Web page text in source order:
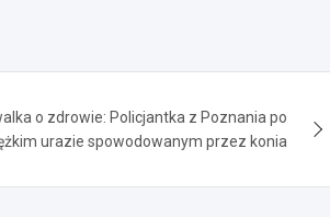
o zdrowie: Policjantka z Poznania po
urazie spowodowanym przez konia